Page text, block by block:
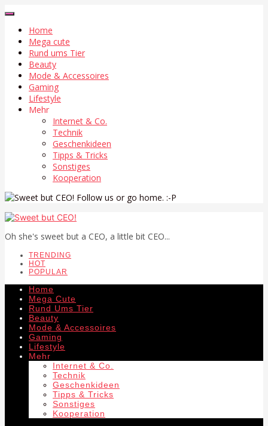
Home
Mega cute
Rund ums Tier
Beauty
Mode & Accessoires
Gaming
Lifestyle
Mehr
Internet & Co.
Technik
Geschenkideen
Tipps & Tricks
Sonstiges
Kooperation
Follow us or go home. :-P
Oh she's sweet but a CEO, a little bit CEO...
TRENDING
HOT
POPULAR
Home
Mega Cute
Rund Ums Tier
Beauty
Mode & Accessoires
Gaming
Lifestyle
Mehr
Internet & Co.
Technik
Geschenkideen
Tipps & Tricks
Sonstiges
Kooperation